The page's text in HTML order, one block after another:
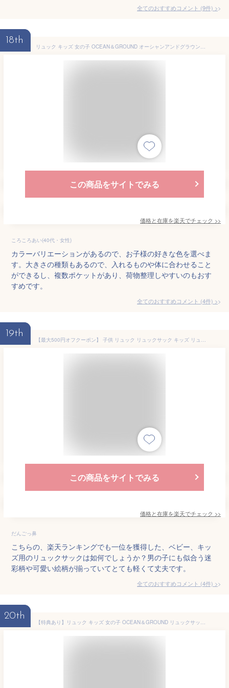
全てのおすすめコメント (9件) >
18th
リュック キッズ 女の子 OCEAN＆GROUND オーシャンアンドグラウンド 軽量 大きめ リュックサック 通園 10.5L 7L 4.5L キッズリュックサック 1215101 リニューアル チェストベルト 保育園 幼稚園 小学生 入学 入園 遠足 こども 子供 通学 3サイズ おしゃれ 男の子 防災
この商品をサイトでみる
価格と在庫を楽天でチェック >>
ころころあい(40代・女性)
カラーバリエーションがあるので、お子様の好きな色を選べま
す。大きさの種類もあるので、入れるものや体に合わせること
ができるし、複数ポケットがあり、荷物整理しやすいのもおす
すめです。
全てのおすすめコメント (4件) >
19th
【最大500円オフクーポン】 子供 リュック リュックサック キッズ リュック 男の子 女の子 幼児 軽い バッグ 子供用リュック 通園バッグ こども 子ども キッズリュック 子供リュック 2歳 3歳 4歳 5歳 かわいい おしゃれ チェストベルト 保育園 リュック キッズ KIDS-RUCK
この商品をサイトでみる
価格と在庫を楽天でチェック >>
だんごっ鼻
こちらの、楽天ランキングでも一位を獲得した、ベビー、キッ
ズ用のリュックサックは如何でしょうか？男の子にも似合う迷
彩柄や可愛い絵柄が揃っていてとても軽くて丈夫です。
全てのおすすめコメント (4件) >
20th
【特典あり】リュック キッズ 女の子 OCEAN＆GROUND リュックサック ジュニア オーシャンアンドグラウンド 軽量 大きめ 通園 10.5L 7L 4.5L ベビー GOODAY 4525101 チェストベルト ハーネス 幼稚園 保育園 小学生 入園 入学 遠足 こども 子供 通学 3サイズ おしゃれ 男の子